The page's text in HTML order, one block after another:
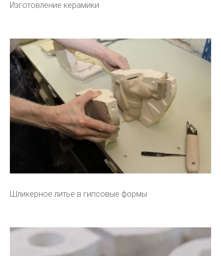
Изготовление керамики
Шликерное литье в гипсовые формы